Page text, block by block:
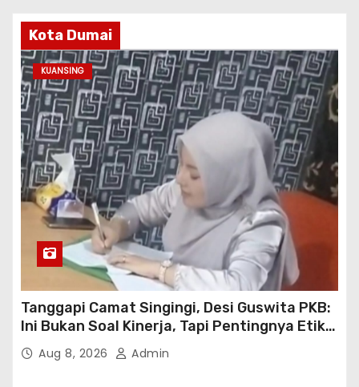
Kota Dumai
KUANSING
Tanggapi Camat Singingi, Desi Guswita PKB:
Ini Bukan Soal Kinerja, Tapi Pentingnya Etika
Koordinasi Kooperatif!
Aug 8, 2026 Admin